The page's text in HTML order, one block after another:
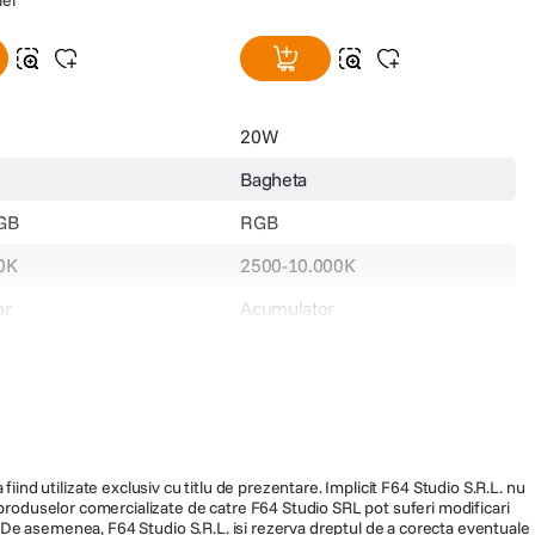
20W
Bagheta
RGB
2500-10.000K
Acumulator
66602907
999
utilizate exclusiv cu titlu de prezentare. Implicit F64 Studio S.R.L. nu
comercializate de catre F64 Studio SRL pot suferi modificari
F64 Studio S.R.L. isi rezerva dreptul de a corecta eventuale